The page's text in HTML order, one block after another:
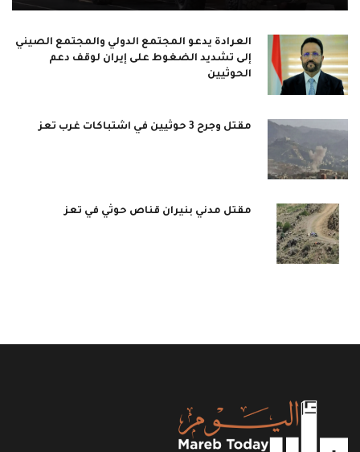
العرادة يدعو المجتمع الدولي والمجتمع الصيني
إلى تشديد الضغوط على إيران لوقف دعم
الحوثيين
مقتل وجرح 3 حوثيين في اشتباكات غرب تعز
مقتل مدني بنيران قناص حوثي في تعز